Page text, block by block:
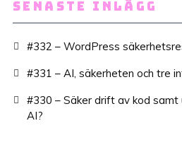
SENASTE INLÄGG
#332 – WordPress
#331 – AI, säkerheten och tre
#330 – Säker drift av kod samt
AI?